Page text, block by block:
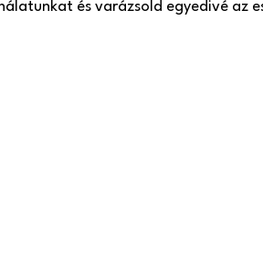
és varázsold egyedivé az